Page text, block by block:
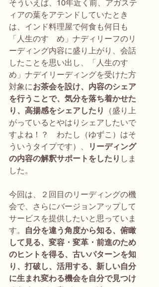
そういえば、10年近く前、アガステ
ィアの葉をアテンドしていたとき
は、インド料理屋で何食も何日も
「人生のすゝめ」ナディリーフのリ
ーディング内容に盛り上がり、会話
したことを思い出し、「人生のすゝ
め」ナデイリーディングを受けた方
対象にお茶会を設け、内容のシェア
を行うことで、気分を落ち着かせた
り、高揚感をシェアしたり
（盛り上
がっているとやはりシェアしたいで
すよね！？　わたし（ゆずこ）はそ
ういうタイプです）、
リーディング
の内容の解釈サポートをしたり しま
した。
今回は、２回目のリーディングの機
会で、さらにバージョンアップして
サービスを提供したいと思っていま
す。
自分を違う角度から知る、俯瞰
して見る、変容・変革・前進のため
のヒントを得る、古いパターンを知
り、打破し、活用する、新しい自分
に生まれ変わる機会を自分で見つけ